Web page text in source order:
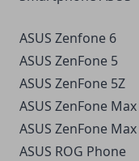
ASUS Zenfone 6
ASUS ZenFone 5
ASUS ZenFone 5Z
ASUS ZenFone
ASUS ZenFone
ASUS ROG Phone